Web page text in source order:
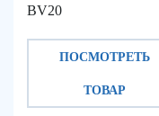
BV20
ПОСМОТРЕТЬ
ТОВАР